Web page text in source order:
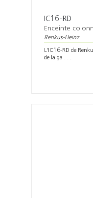
IC16-RD
Enceinte
Renkus-Heinz
L'IC16-RD de
de la ga . . .